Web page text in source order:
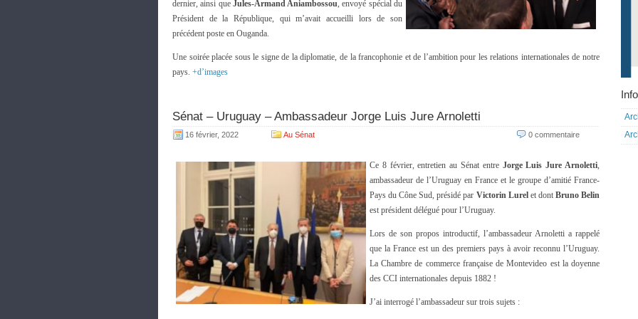
dernier, ainsi que Jules-Armand Aniambossou, envoyé spécial du
Président de la République, qui m’avait accueilli lors de son
précédent poste en Ouganda.
Une soirée placée sous le signe de la diplomatie, de la francophonie et de l’ambition pour les relations internationales de notre
pays. +d’images
Sénat – Uruguay – Ambassadeur Jorge Luis Jure Arnoletti
16 février, 2022 Au Sénat 0 commentaire
Ce 8 février, entretien au Sénat entre Jorge Luis Jure Arnoletti,
ambassadeur de l’Uruguay en France et le groupe d’amitié France-
Pays du Cône Sud, présidé par Victorin Lurelet dont Bruno Belin
est président délégué pour l’Uruguay.
Lors de son propos introductif, l’ambassadeur Arnoletti a rappelé
que la France est un des premiers pays à avoir reconnu l’Uruguay.
La Chambre de commerce française de Montevideo est la doyenne
des CCI internationales depuis 1882 !
J’ai interrogé l’ambassadeur sur trois sujets :